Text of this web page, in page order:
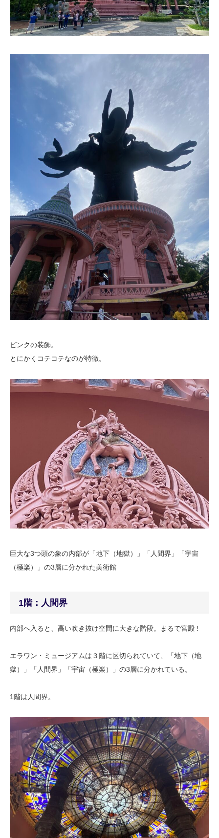
ピンクの装飾。
とにかくコテコテなのが特徴。
巨大な3つ頭の象の内部が「地下（地獄）」「人間界」「宇宙
（極楽）」の3層に分かれた美術館
1階：人間界
内部へ入ると、高い吹き抜け空間に大きな階段。まるで宮殿 !
エラワン・ミュージアムは３階に区切られていて、「地下（地
獄）」「人間界」「宇宙（極楽）」の3層に分かれている。
1階は人間界。